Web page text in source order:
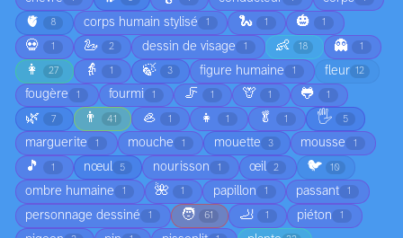
🫀 8 corps humain stylisé 1 🐍 1 🎃 1
💀 1 🦢 2 dessin de visage 1 👶 18 👻 1
👩 27 👵 1 🍃 3 figure humaine 1 fleur 12
fougère 1 fourmi 1 🦵 1 🦒 1 🐸 1
🌿 7 👨 41 🦪 1 👧 1 🥬 1 🖐️ 5
marguerite 1 mouche 1 mouette 3 mousse 1
🎵 1 nœul 5 nourisson 1 œil 2 🐦 10
ombre humaine 1 🌺 1 papillon 1 passant 1
personnage dessiné 1 🧑 61 🦶 1 piéton 1